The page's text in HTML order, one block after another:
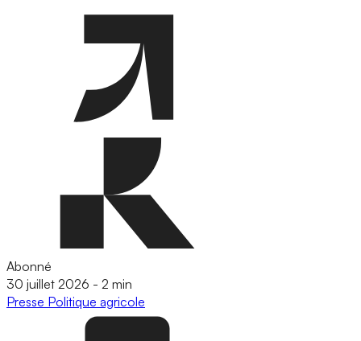
Abonné
30 juillet 2026 - 2 min
Presse Politique agricole